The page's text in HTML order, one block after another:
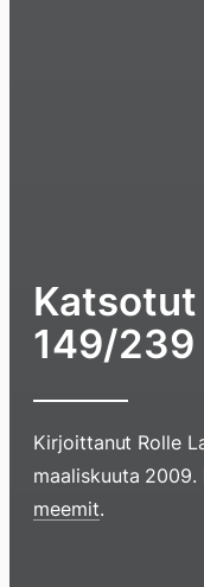
149/239
Kirjoittanut Rolle
maaliskuuta 2009.
meemit.